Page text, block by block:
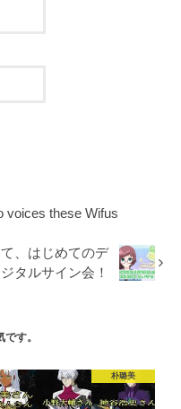
voices these Wifus
、はじめてのデ
ジタルサイン会！
す。
朴璐美